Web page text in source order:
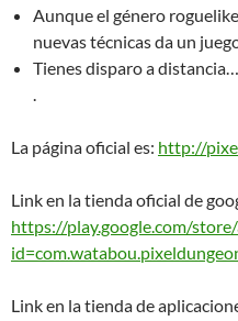
Aunque el género
nuevas técnicas da un
Tienes disparo a
.
La página oficial es: http://
Link en la tienda oficial de
https://play.google.com/
Link en la tienda de